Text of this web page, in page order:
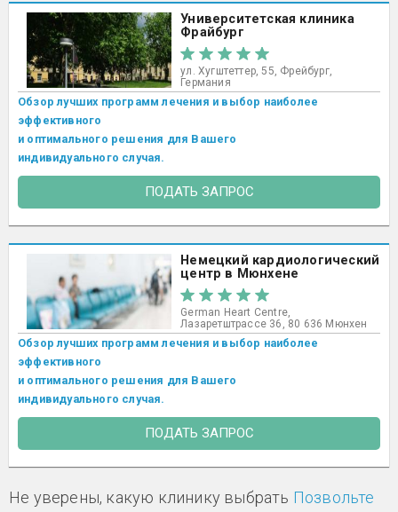
Университетская клиника
Фрайбург
ул. Хугштеттер, 55, Фрейбург,
Германия
Обзор лучших программ лечения и выбор наиболее
эффективного
и оптимального решения для Вашего
индивидуального случая.
ПОДАТЬ ЗАПРОС
Немецкий кардиологический
центр в Мюнхене
German Heart Centre,
Лазаретштрассе 36, 80 636 Мюнхен
Обзор лучших программ лечения и выбор наиболее
эффективного
и оптимального решения для Вашего
индивидуального случая.
ПОДАТЬ ЗАПРОС
Не уверены, какую клинику выбрать Позвольте